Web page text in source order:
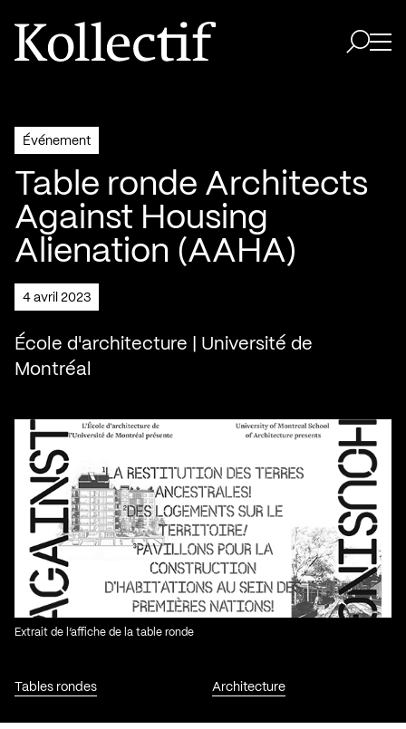
Aller à la page d'accueil
Logo Kollectif
Événement
Table ronde Architects
Against Housing
Alienation (AAHA)
4 avril 2023
École d'architecture | Université de
Montréal
Tables rondes Architecture
Extrait de l’affiche de la table ronde